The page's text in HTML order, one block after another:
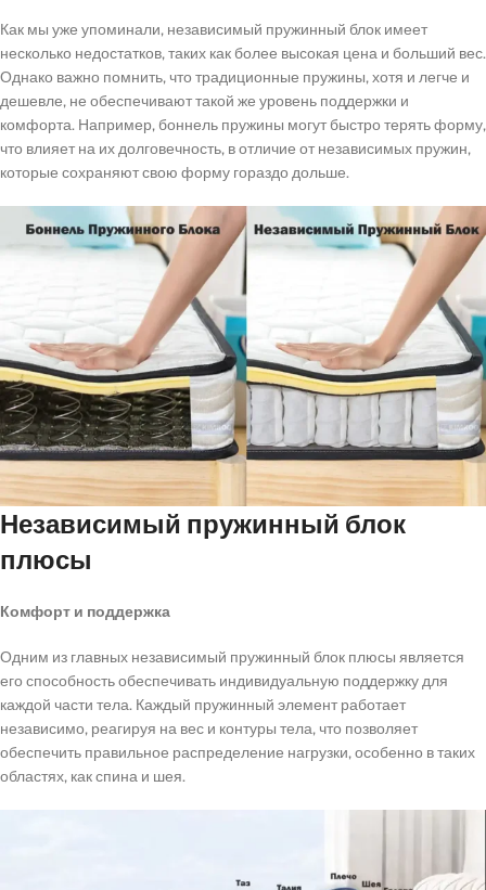
Как мы уже упоминали, независимый пружинный блок имеет
несколько недостатков, таких как более высокая цена и больший вес.
Однако важно помнить, что традиционные пружины, хотя и легче и
дешевле, не обеспечивают такой же уровень поддержки и
комфорта. Например, боннель пружины могут быстро терять форму,
что влияет на их долговечность, в отличие от независимых пружин,
которые сохраняют свою форму гораздо дольше.
Независимый пружинный блок
плюсы
Комфорт и поддержка
Одним из главных независимый пружинный блок плюсы является
его способность обеспечивать индивидуальную поддержку для
каждой части тела. Каждый пружинный элемент работает
независимо, реагируя на вес и контуры тела, что позволяет
обеспечить правильное распределение нагрузки, особенно в таких
областях, как спина и шея.